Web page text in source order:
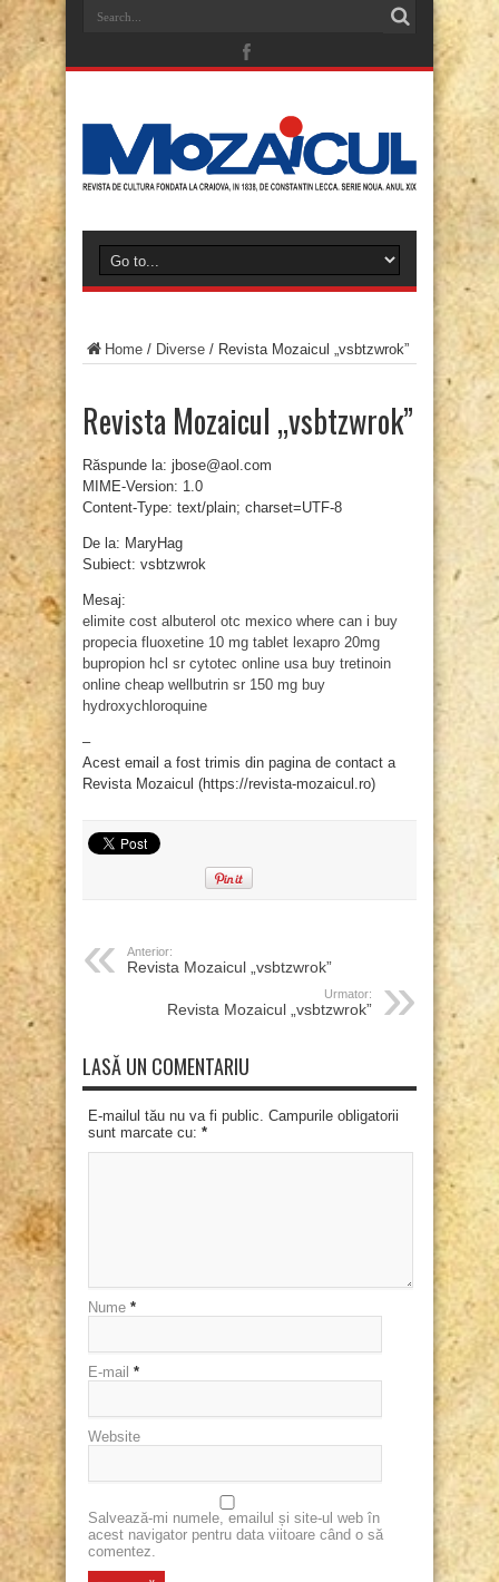
Home / Diverse / Revista Mozaicul „vsbtzwrok”
Revista Mozaicul „vsbtzwrok”
Răspunde la: jbose@aol.com
MIME-Version: 1.0
Content-Type: text/plain; charset=UTF-8
De la: MaryHag
Subiect: vsbtzwrok
Mesaj:
elimite cost albuterol otc mexico where can i buy
propecia fluoxetine 10 mg tablet lexapro 20mg
bupropion hcl sr cytotec online usa buy tretinoin
online cheap wellbutrin sr 150 mg buy
hydroxychloroquine
–
Acest email a fost trimis din pagina de contact a
Revista Mozaicul (https://revista-mozaicul.ro)
Anterior:
Revista Mozaicul „vsbtzwrok”
Urmator:
Revista Mozaicul „vsbtzwrok”
LASĂ UN COMENTARIU
E-mailul tău nu va fi public. Campurile obligatorii
sunt marcate cu: *
Nume *
E-mail *
Website
Salvează-mi numele, emailul și site-ul web în
acest navigator pentru data viitoare când o să
comentez.